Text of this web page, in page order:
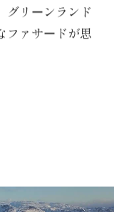
グリーンランド
ファサードが思